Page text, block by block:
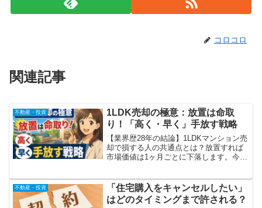
コロコロ
関連記事
不動産・投資
1LDK売却の極意：放置は命取
り！「高く・早く」手放す戦略
【業界歴28年の結論】1LDKマンション売
却で損する人の共通点とは？放置すれば
市場価値は1ヶ月ごとに下落します。今す
後悔したくないなら、まず適正価格を知
ることから。
不動産・投資
「住宅購入をキャンセルしたい」
はどのタイミングまで許される？